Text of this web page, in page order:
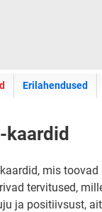
Erilahendused
kaardid
mis
tervitused,
ja positiivsust,